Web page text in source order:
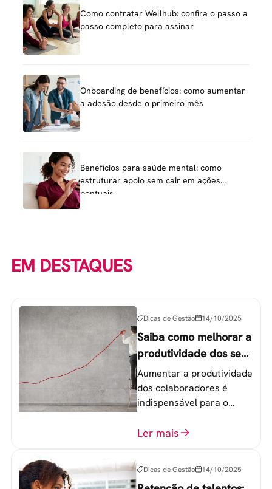
Como contratar Wellhub: confira o passo a
passo completo para assinar
Onboarding de benefícios: como aumentar
a adesão desde o primeiro mês
Benefícios para saúde mental: como
estruturar apoio sem cair em ações
pontuais
EM DESTAQUES
Dicas de Gestão 14/10/2025
Saiba como melhorar a
produtividade dos seus
colaboradores
Aumentar a produtividade
dos colaboradores é
indispensável para o
equipe de trabalho. 6
Ler mais
Dicas de Gestão 14/10/2025